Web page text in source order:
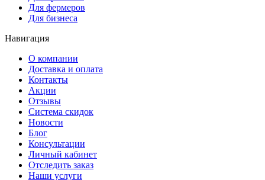
Для фермеров
Для бизнеса
Навигация
О компании
Доставка и оплата
Контакты
Акции
Отзывы
Система скидок
Новости
Блог
Консультации
Личный кабинет
Отследить заказ
Наши услуги